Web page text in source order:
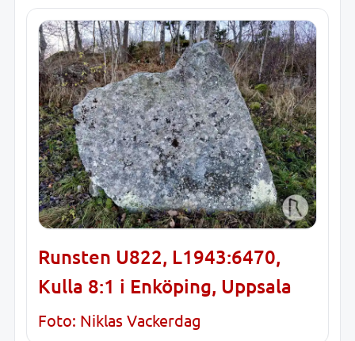
Runsten U822, L1943:6470,
Kulla 8:1 i Enköping, Uppsala
Foto: Niklas Vackerdag